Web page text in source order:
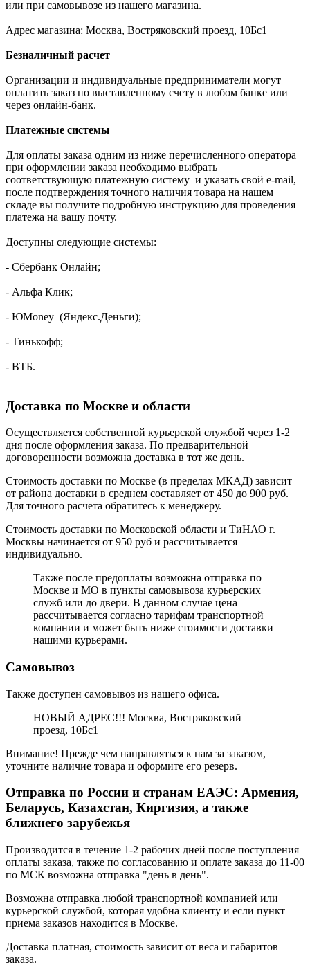
или при самовывозе из нашего магазина.
Адрес магазина: Москва, Востряковский проезд, 10Бс1
Безналичный расчет
Организации и индивидуальные предприниматели могут
оплатить заказ по выставленному счету в любом банке или
через онлайн-банк.
Платежные системы
Для оплаты заказа одним из ниже перечисленного оператора
при оформлении заказа необходимо выбрать
соответствующую платежную систему и указать свой e-mail,
после подтверждения точного наличия товара на нашем
складе вы получите подробную инструкцию для проведения
платежа на вашу почту.
Доступны следующие системы:
- Сбербанк Онлайн;
- Альфа Клик;
- ЮMoney (Яндекс.Деньги);
- Тинькофф;
- ВТБ.
Доставка по Москве и области
Осуществляется собственной курьерской службой через 1-2
дня после оформления заказа. По предварительной
договоренности возможна доставка в тот же день.
Стоимость доставки по Москве (в пределах МКАД) зависит
от района доставки в среднем составляет от 450 до 900 руб.
Для точного расчета обратитесь к менеджеру.
Стоимость доставки по Московской области и ТиНАО г.
Москвы начинается от 950 руб и рассчитывается
индивидуально.
Также после предоплаты возможна отправка по
Москве и МО в пункты самовывоза курьерских
служб или до двери. В данном случае цена
рассчитывается согласно тарифам транспортной
компании и может быть ниже стоимости доставки
нашими курьерами.
Самовывоз
Также доступен самовывоз из нашего офиса.
НОВЫЙ АДРЕС!!! Москва, Востряковский
проезд, 10Бс1
Внимание! Прежде чем направляться к нам за заказом,
уточните наличие товара и оформите его резерв.
Отправка по России и странам ЕАЭС: Армения,
Беларусь, Казахстан, Киргизия, а также
ближнего зарубежья
Производится в течение 1-2 рабочих дней после поступления
оплаты заказа, также по согласованию и оплате заказа до 11-00
по МСК возможна отправка "день в день".
Возможна отправка любой транспортной компанией или
курьерской службой, которая удобна клиенту и если пункт
приема заказов находится в Москве.
Доставка платная, стоимость зависит от веса и габаритов
заказа.